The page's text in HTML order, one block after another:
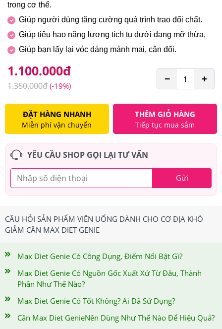
trong cơ thể.
Giúp người dùng tăng cường quá trình trao đổi chất.
Giúp tiêu hao năng lượng tích tụ dưới dạng mỡ thừa,
Giúp bạn lấy lại vóc dáng mảnh mai, cân đối.
1.100.000đ
1.350.000đ (-19%)
+
−
THÊM GIỎ HÀNG
Tiếp tục mua sắm
ĐẶT HÀNG NHANH
Miễn phí vận chuyển
YÊU CẦU SHOP GỌI LẠI TƯ VẤN
Gửi
CÂU HỎI SẢN PHẨM VIÊN UỐNG DÀNH CHO CƠ ĐỊA KHÓ
GIẢM CÂN MAX DIET GENIE
Max Diet Genie Có Công Dụng, Điểm Nổi Bật Gì?
Max Diet Genie Có Nguồn Gốc Xuất Xứ Từ Đâu, Thành
Phần Như Thế Nào?
Max Diet Genie Có Tốt Không? Ai Đã Sử Dụng?
Cân Max Diet GenieNên Dùng Như Thế Nào Để Hiệu Quả?